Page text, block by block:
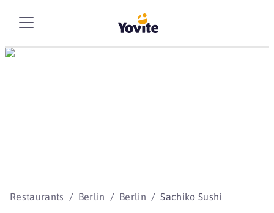
Restaurants Berlin Berlin Sachiko Sushi